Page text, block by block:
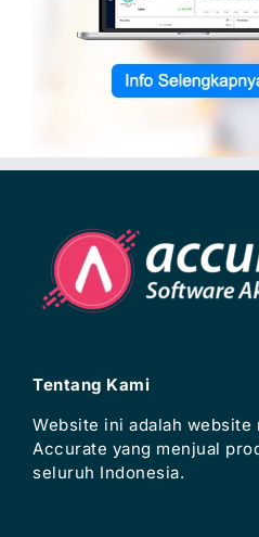
Tentang Kami
Website ini adalah website
Accurate yang menjual
seluruh Indonesia.